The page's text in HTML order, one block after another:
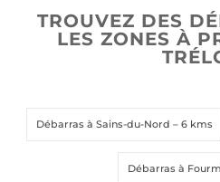
TROUVEZ DES
LES ZONES À
Débarras à Sains-du-Nord – 6 kms
Débarras à
a
t
1
a
t
1